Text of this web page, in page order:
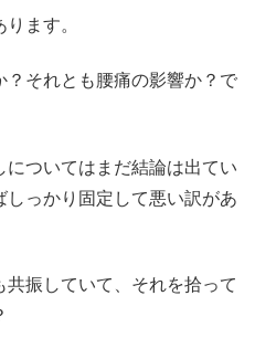
ます。
それとも腰痛の影響か？で
ついてはまだ結論は出てい
しっかり固定して悪い訳があ
振していて、それを拾って